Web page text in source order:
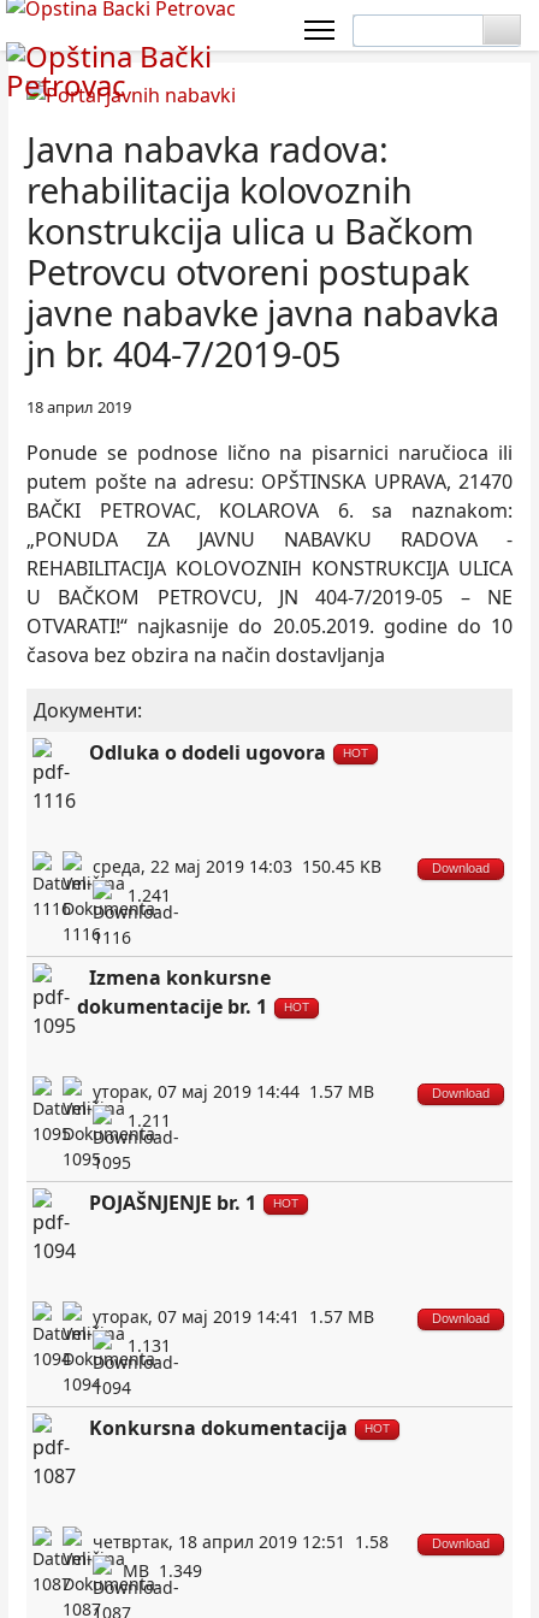
Javna nabavka radova:
rehabilitacija kolovoznih
konstrukcija ulica u Bačkom
Petrovcu otvoreni postupak
javne nabavke javna nabavka
jn br. 404-7/2019-05
18 април 2019
Ponude se podnose lično na pisarnici naručioca ili
putem pošte na adresu: OPŠTINSKA UPRAVA, 21470
BAČKI PETROVAC, KOLAROVA 6. sa naznakom:
„PONUDA ZA JAVNU NABAVKU RADOVA -
REHABILITACIJA KOLOVOZNIH KONSTRUKCIJA ULICA
U BAČKOM PETROVCU, JN 404-7/2019-05 – NE
OTVARATI!“ najkasnije do 20.05.2019. godine do 10
časova bez obzira na način dostavlјanja
Документи:
Odluka o dodeli ugovora
HOT
среда, 22 мај 2019 14:03 150.45 KB
1.241
Download
Izmena konkursne
dokumentacije br. 1
HOT
уторак, 07 мај 2019 14:44 1.57 MB
1.211
Download
POJAŠNJENJE br. 1 HOT
уторак, 07 мај 2019 14:41
1.57 MB
1.131
Download
Konkursna dokumentacija HOT
четвртак, 18 април 2019 12:51
1.58
MB 1.349
Download